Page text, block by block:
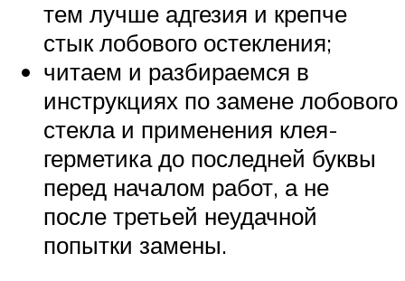
тем лучше адгезия и крепче
стык лобового остекления;
читаем и разбираемся в
инструкциях по замене лобового
стекла и применения клея-
герметика до последней буквы
перед началом работ, а не
после третьей неудачной
попытки замены.